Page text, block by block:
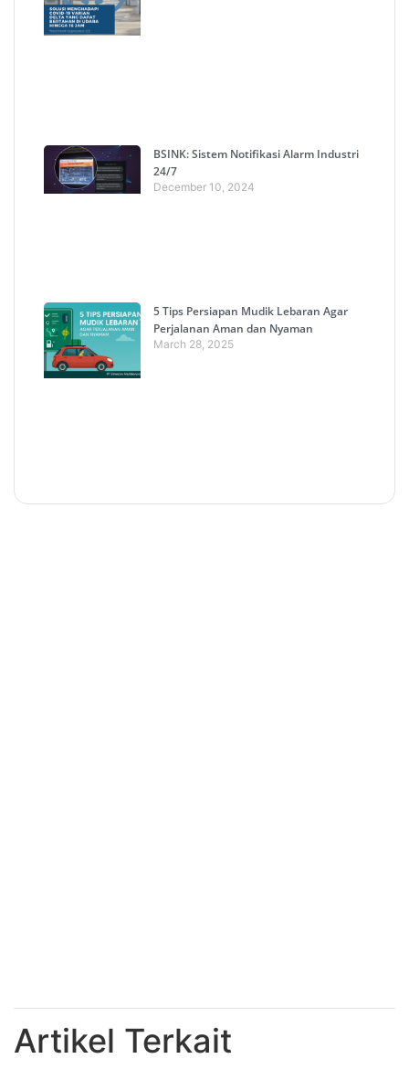
BSINK: Sistem Notifikasi Alarm Industri
24/7
December 10, 2024
5 Tips Persiapan Mudik Lebaran Agar
Perjalanan Aman dan Nyaman
March 28, 2025
Artikel Terkait